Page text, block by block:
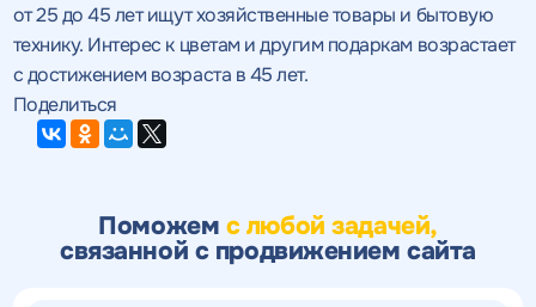
от 25 до 45 лет ищут хозяйственные товары и бытовую
технику. Интерес к цветам и другим подаркам возрастает
с достижением возраста в 45 лет.
Поделиться
Поможем с любой задачей,
связанной с продвижением сайта